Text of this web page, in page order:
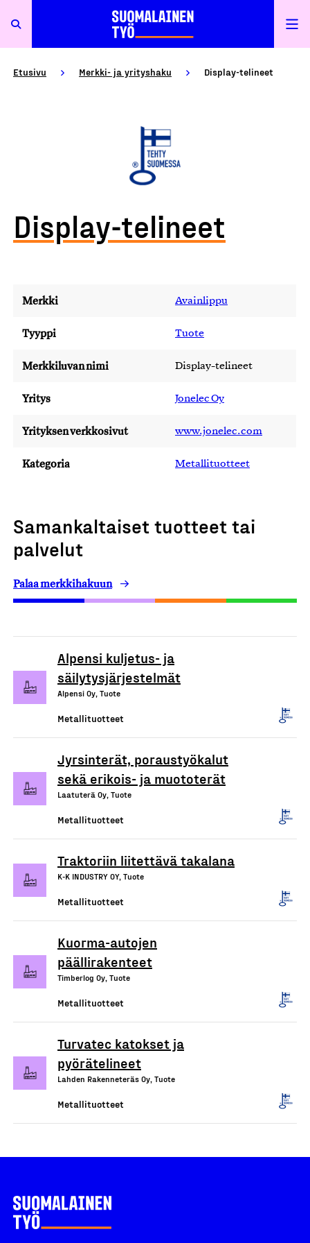
Etusivu Merkki- ja yrityshaku Display-telineet
Display-telineet
Merkki Avainlippu
Tyyppi Tuote
Merkkiluvan nimi Display-telineet
Yritys Jonelec Oy
Yrityksen verkkosivut www.jonelec.com
Kategoria Metallituotteet
Samankaltaiset tuotteet tai
palvelut
Palaa merkkihakuun
Alpensi kuljetus- ja
säilytysjärjestelmät
Alpensi Oy, Tuote
Metallituotteet
Jyrsinterät, poraustyökalut
sekä erikois- ja muototerät
Laatuterä Oy, Tuote
Metallituotteet
Traktoriin liitettävä takalana
K-K INDUSTRY OY, Tuote
Metallituotteet
Kuorma-autojen
päällirakenteet
Timberlog Oy, Tuote
Metallituotteet
Turvatec katokset ja
pyörätelineet
Lahden Rakenneteräs Oy, Tuote
Metallituotteet